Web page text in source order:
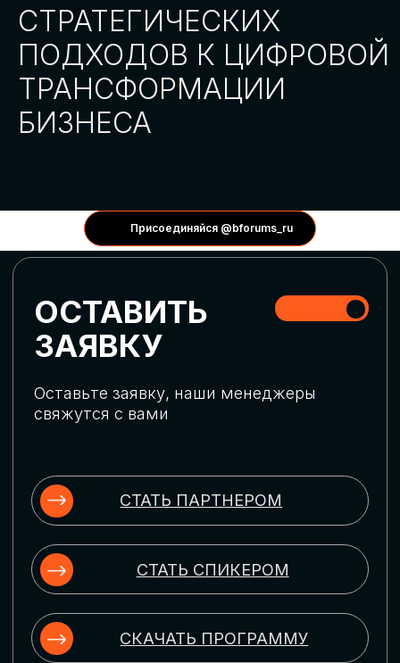
Присоединяйся @bforums_ru
АККРЕДИТАЦИЯ
СМИ
ГЛОБАЛЬНАЯ
ЦИФРОВИЗАЦИЯ
актуальных трендов глобальной цифровой
трансформации. Узнаем о новых подходах
массовом использовании ИИ-
инструментов, обеспечении
ИСКУССТВЕННЫЙ
Узнаем как компании адаптируются к
новой ИИ-реальности. Как ИИ-
сотрудники становятся
«полноправными» членами команды, как
ИИ-помощники забирают на себя рутину
и как можно значительно увеличить
производительность без огромных
затрат на нейросети
ЦИФРОВИЗАЦИЯ
УПРАВЛЕНИЯ ПЕРСОНАЛОМ
Рассмотрим управление человеческим